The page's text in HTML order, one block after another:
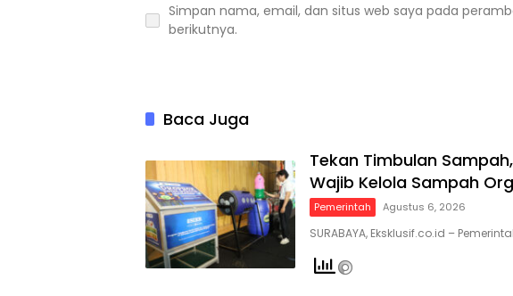
Simpan nama, email, dan situs web saya pada
berikutnya.
Baca Juga
Tekan Timbulan
Wajib Kelola Sampah
Pemerintah Agustus 6, 2026
SURABAYA, Eksklusif.co.id –